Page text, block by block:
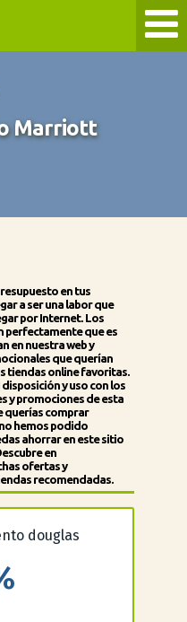
Marriott
en tus
a ser una labor que
por Internet. Los
perfectamente que es
en nuestra web y
que querían
tiendas online favoritas.
y uso con los
y promociones de esta
querías comprar
hemos podido
ahorrar en este sitio
en
ofertas y
recomendadas.